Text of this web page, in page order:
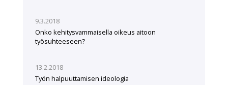
9.3.2018
Onko kehitysvammaisella oikeus aitoon
työsuhteeseen?
13.2.2018
Työn halpuuttamisen ideologia